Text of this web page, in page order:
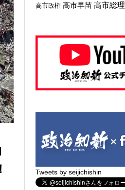
高市政権 高市早苗 高市総理
Tweets by seijichishin